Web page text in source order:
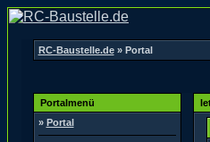
RC-Baustelle.de» Portal
Portalmenü
» Portal